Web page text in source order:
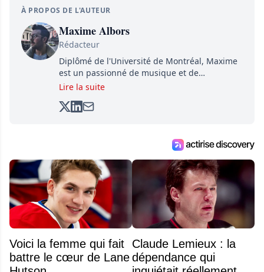
À PROPOS DE L'AUTEUR
Maxime Albors
Rédacteur
Diplômé de l'Université de Montréal, Maxime
est un passionné de musique et de
basketball. Il suit de très près l'actualité pour
et divertissant.
Lire la suite
Voici la femme qui fait
battre le cœur de Lane
Claude Lemieux : la
dépendance qui